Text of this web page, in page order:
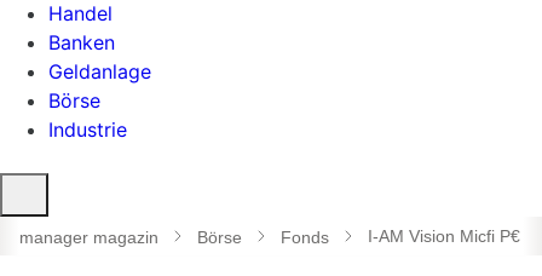
Handel
Banken
Geldanlage
Börse
Industrie
öffnen
manager magazin Börse Fonds I-AM Vision Micfi P€